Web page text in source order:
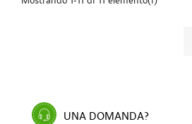
UNA DOMANDA?